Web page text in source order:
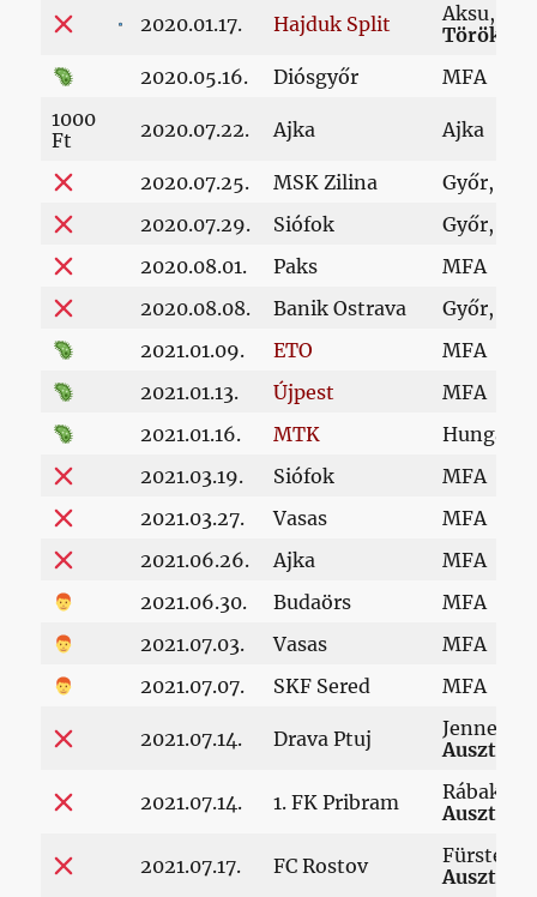
2020.01.17. Hajduk Split
Aksu,
2020.05.16.
Diósgyőr
MFA
1000
Ft
2020.07.22. Ajka Ajka
2020.07.25. MSK Zilina
Győr,
2020.07.29.
Siófok
Győr,
2020.08.01.
Paks
MFA
2020.08.08.
Banik Ostrava
Győr,
2021.01.09.
ETO
MFA
2021.01.13.
Újpest
MFA
2021.01.16.
MTK
2021.03.19.
Siófok
MFA
2021.03.27.
Vasas
MFA
2021.06.26.
Ajka
MFA
2021.06.30.
Budaörs
MFA
2021.07.03.
Vasas
MFA
2021.07.07.
SKF Sered MFA
2021.07.14. Drava Ptuj
Ausztria
2021.07.14. 1. FK Pribram
Ausztria
2021.07.17. FC Rostov
Ausztria